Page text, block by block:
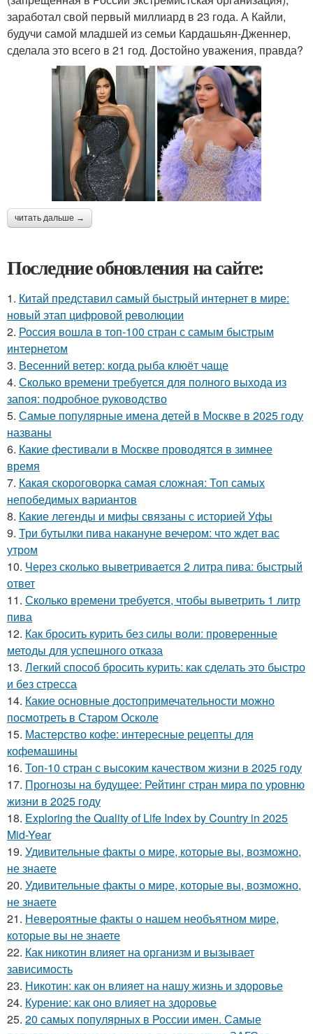
заработал свой первый миллиард в 23 года. А Кайли,
будучи самой младшей из семьи Кардашьян-Дженнер,
сделала это всего в 21 год. Достойно уважения, правда?
читать дальше →
Последние обновления на сайте:
1. Китай представил самый быстрый интернет в мире:
новый этап цифровой революции
2. Россия вошла в топ-100 стран с самым быстрым
интернетом
3. Весенний ветер: когда рыба клюёт чаще
4. Сколько времени требуется для полного выхода из
запоя: подробное руководство
5. Самые популярные имена детей в Москве в 2025 году
названы
6. Какие фестивали в Москве проводятся в зимнее
время
7. Какая скороговорка самая сложная: Топ самых
непобедимых вариантов
8. Какие легенды и мифы связаны с историей Уфы
9. Три бутылки пива накануне вечером: что ждет вас
утром
10. Через сколько выветривается 2 литра пива: быстрый
ответ
11. Сколько времени требуется, чтобы выветрить 1 литр
пива
12. Как бросить курить без силы воли: проверенные
методы для успешного отказа
13. Легкий способ бросить курить: как сделать это быстро
и без стресса
14. Какие основные достопримечательности можно
посмотреть в Старом Осколе
15. Мастерство кофе: интересные рецепты для
кофемашины
16. Топ-10 стран с высоким качеством жизни в 2025 году
17. Прогнозы на будущее: Рейтинг стран мира по уровню
жизни в 2025 году
18. Exploring the Quality of Life Index by Country in 2025
Mid-Year
19. Удивительные факты о мире, которые вы, возможно,
не знаете
20. Удивительные факты о мире, которые вы, возможно,
не знаете
21. Невероятные факты о нашем необъятном мире,
которые вы не знаете
22. Как никотин влияет на организм и вызывает
зависимость
23. Никотин: как он влияет на нашу жизнь и здоровье
24. Курение: как оно влияет на здоровье
25. 20 самых популярных в России имен. Самые